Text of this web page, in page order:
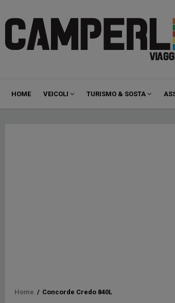
Navigazione
principale
HOME VEICOLI TURISMO & SOSTA
Briciole
Home / Concorde Credo 840L